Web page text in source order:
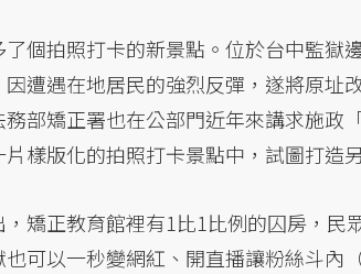
個拍照打卡的新景點。位於台中監獄
遭遇在地居民的強烈反彈，遂將原址
部矯正署也在公部門近年來講求施政
樣版化的拍照打卡景點中，試圖打造
，矯正教育館裡有1比1比例的囚房，民
可以一秒變網紅、開直播讓粉絲斗內